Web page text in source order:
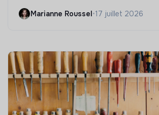
Marianne Roussel•17 juillet 2026